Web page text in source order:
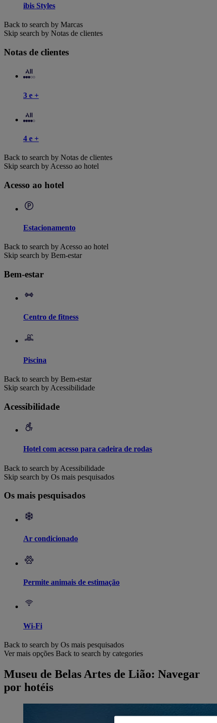
ibis Styles
Back to search by Marcas
Skip search by Notas de clientes
Notas de clientes
3 e +
4 e +
Back to search by Notas de clientes
Skip search by Acesso ao hotel
Acesso ao hotel
Estacionamento
Back to search by Acesso ao hotel
Skip search by Bem-estar
Bem-estar
Centro de fitness
Piscina
Back to search by Bem-estar
Skip search by Acessibilidade
Acessibilidade
Hotel com acesso para cadeira de rodas
Back to search by Acessibilidade
Skip search by Os mais pesquisados
Os mais pesquisados
Ar condicionado
Permite animais de estimação
Wi-Fi
Back to search by Os mais pesquisados
Ver mais opções Back to search by categories
Museu de Belas Artes de Lião: Navegar
por hotéis